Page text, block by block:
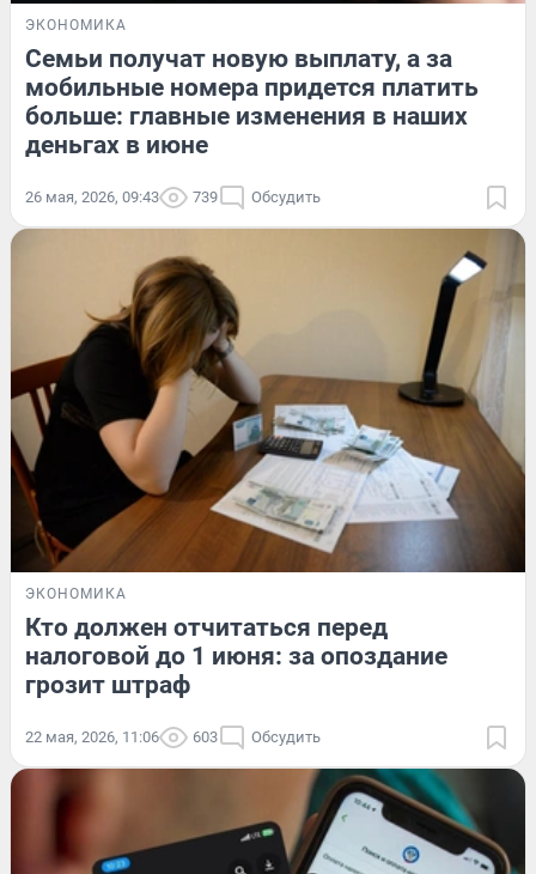
ЭКОНОМИКА
Семьи получат новую выплату, а за
мобильные номера придется платить
больше: главные изменения в наших
деньгах в июне
26 мая, 2026, 09:43 739 Обсудить
ЭКОНОМИКА
Кто должен отчитаться перед
налоговой до 1 июня: за опоздание
грозит штраф
22 мая, 2026, 11:06 603 Обсудить